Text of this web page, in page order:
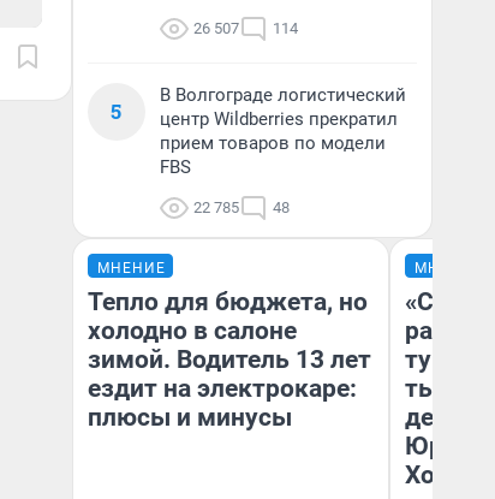
26 507 114
5
В Волгограде логистический
центр Wildberries прекратил
прием товаров по модели
FBS
22 785 48
МНЕНИЕ
Тепло для бюджета, но
холодно в салоне
зимой. Водитель 13 лет
ездит на электрокаре:
плюсы и минусы
МНЕНИЕ
тысяч,
день